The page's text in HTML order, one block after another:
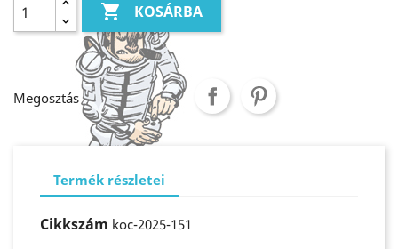
 KOSÁRBA
Megosztás
Termék részletei
Cikkszám koc-2025-151